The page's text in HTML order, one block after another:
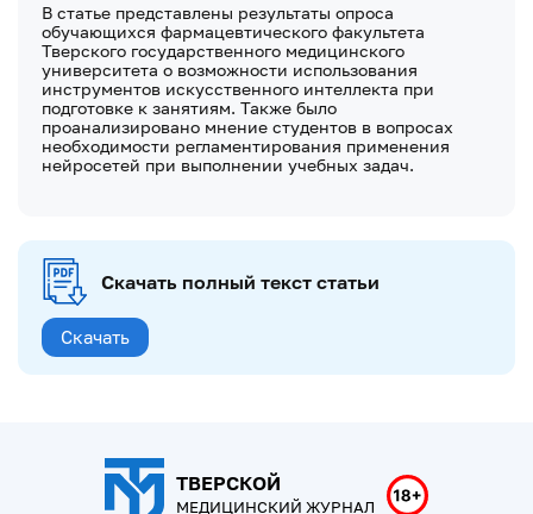
В статье представлены результаты опроса
обучающихся фармацевтического факультета
Тверского государственного медицинского
университета о возможности использования
инструментов искусственного интеллекта при
подготовке к занятиям. Также было
проанализировано мнение студентов в вопросах
необходимости регламентирования применения
нейросетей при выполнении учебных задач.
Скачать полный текст статьи
Скачать
ТВЕРСКОЙ
МЕДИЦИНСКИЙ ЖУРНАЛ